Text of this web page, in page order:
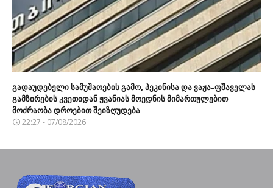
გადაუდებელი სამუშაოების გამო, პეკინისა და ვაჟა-ფშაველას
გამზირების კვეთიდან ჟვანიას მოედნის მიმართულებით
მოძრაობა დროებით შეიზღუდება
22:27 - 07/08/2026